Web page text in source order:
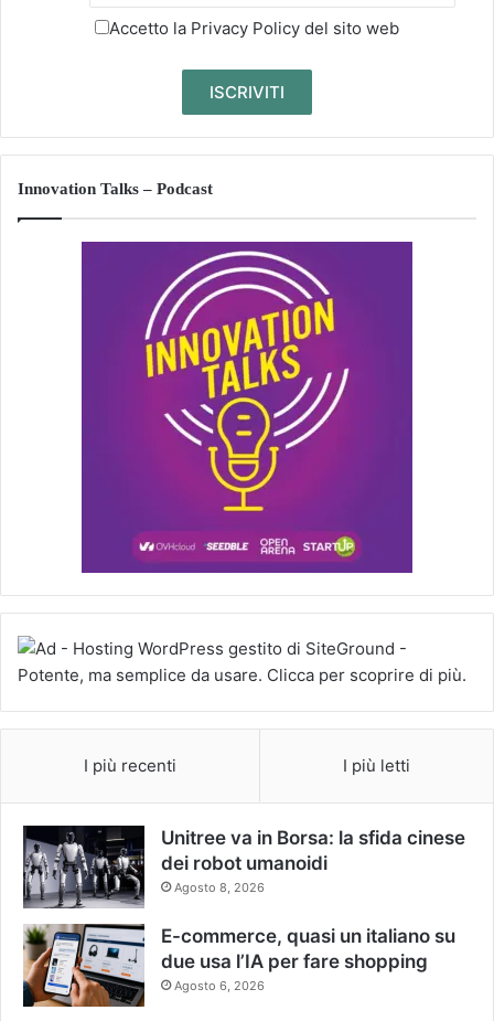
Accetto la Privacy Policy del sito web
Innovation Talks – Podcast
I più recenti I più letti
Unitree va in Borsa: la sfida cinese
dei robot umanoidi
Agosto 8, 2026
E-commerce, quasi un italiano su
due usa l’IA per fare shopping
Agosto 6, 2026